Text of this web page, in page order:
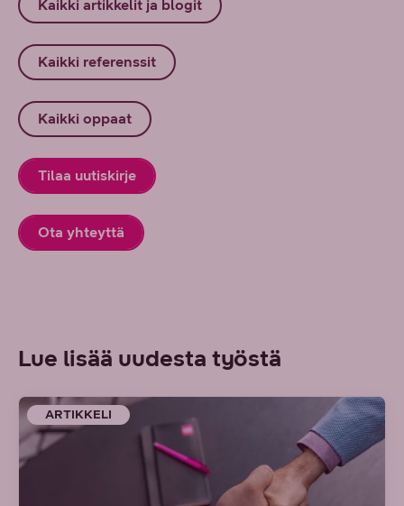
Kaikki artikkelit ja blogit
Kaikki referenssit
Kaikki oppaat
Tilaa uutiskirje
Ota yhteyttä
Lue lisää uudesta työstä
ARTIKKELI